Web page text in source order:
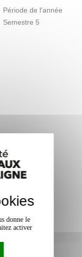
Période de l'année
Semestre 5
donne le
activer